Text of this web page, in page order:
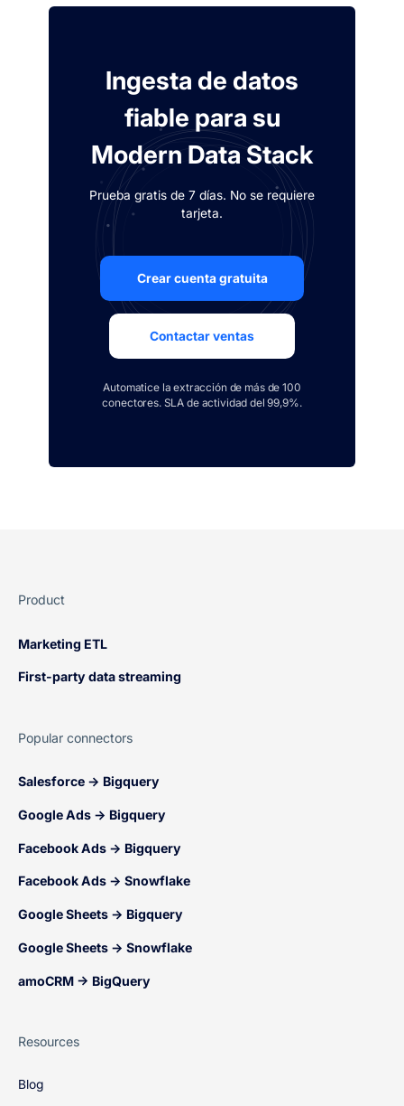
Ingesta de datos
fiable para su
Modern Data Stack
Prueba gratis de 7 días. No se requiere
tarjeta.
Crear cuenta gratuita
Contactar ventas
Automatice la extracción de más de 100
conectores. SLA de actividad del 99,9%.
Product
Marketing ETL
First-party data streaming
Popular connectors
Salesforce → Bigquery
Google Ads → Bigquery
Facebook Ads → Bigquery
Facebook Ads → Snowflake
Google Sheets → Bigquery
Google Sheets → Snowflake
amoCRM → BigQuery
Resources
Blog